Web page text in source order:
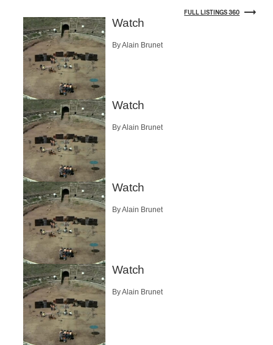
FULL LISTINGS 360
Watch
By Alain Brunet
Watch
By Alain Brunet
Watch
By Alain Brunet
Watch
By Alain Brunet